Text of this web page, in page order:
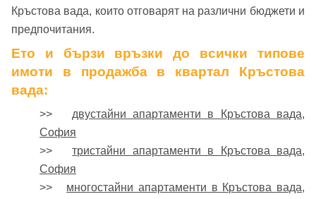
Кръстова вада, които отговарят на различни бюджети и
предпочитания.
Ето и бързи връзки до всички типове
имоти в продажба в квартал Кръстова
вада:
>> двустайни апартаменти в Кръстова вада,
София
>>тристайни апартаменти в Кръстова вада,
София
>> многостайни апартаменти в Кръстова вада,